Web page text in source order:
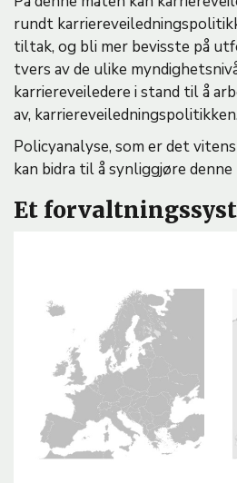
rundt
tiltak, og bli mer bevisste på
tvers av de ulike
karriereveiledere i stand til å
av,
Policyanalyse, som er det
kan bidra til å synliggjøre
Et